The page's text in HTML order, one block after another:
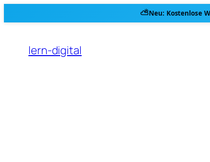
⛅Neu: Kostenlose
Inhalt
springen
lern-digital